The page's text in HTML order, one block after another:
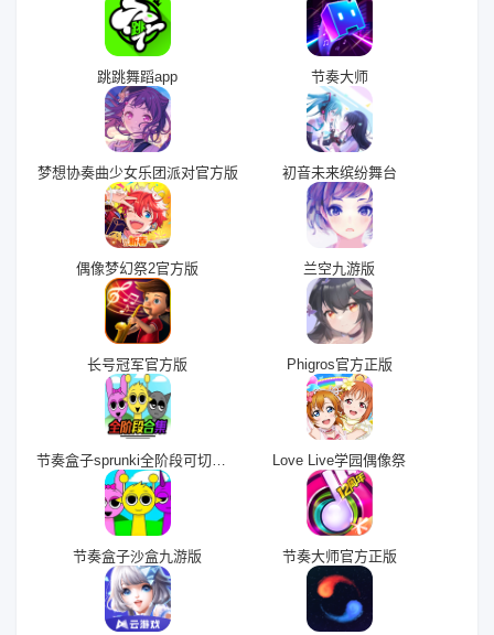
跳跳舞蹈app 节奏大师
梦想协奏曲少女乐团派对官方版 初音未来缤纷舞台
偶像梦幻祭2官方版 兰空九游版
长号冠军官方版 Phigros官方正版
节奏盒子sprunki全阶段可切换版 Love Live学园偶像祭
节奏盒子沙盒九游版 节奏大师官方正版